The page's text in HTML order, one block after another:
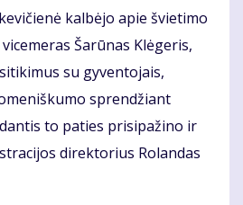
kalbėjo apie švietimo
Šarūnas Klėgeris,
su gyventojais,
sprendžiant
to paties prisipažino ir
direktorius Rolandas